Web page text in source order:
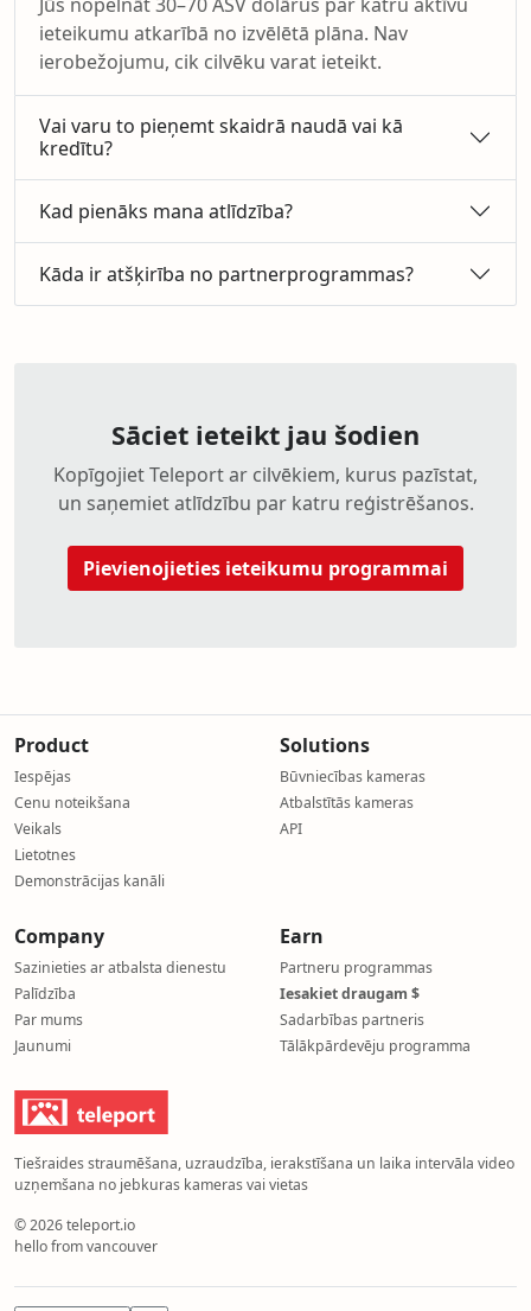
ieteikumu atkarībā no izvēlētā plāna. Nav
ierobežojumu, cik cilvēku varat ieteikt.
Vai varu to pieņemt skaidrā naudā vai kā
kredītu?
Kad pienāks mana atlīdzība?
Kāda ir atšķirība no partnerprogrammas?
Sāciet ieteikt jau šodien
Kopīgojiet Teleport ar cilvēkiem, kurus pazīstat,
un saņemiet atlīdzību par katru reģistrēšanos.
Pievienojieties ieteikumu programmai
Product
Iespējas
Cenu noteikšana
Veikals
Lietotnes
Demonstrācijas kanāli
Solutions
Būvniecības kameras
Atbalstītās kameras
API
Company
Sazinieties ar atbalsta dienestu
Palīdzība
Par mums
Jaunumi
Earn
Partneru programmas
Iesakiet draugam $
Sadarbības partneris
Tālākpārdevēju programma
Tiešraides straumēšana, uzraudzība, ierakstīšana un laika intervāla video
uzņemšana no jebkuras kameras vai vietas
© 2026 teleport.io
hello from vancouver